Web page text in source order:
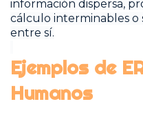
información dispersa,
cálculo interminables o
entre sí.
Ejemplos de
Humanos